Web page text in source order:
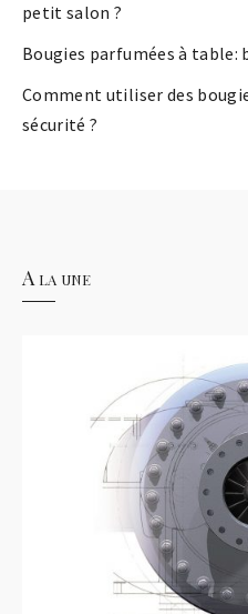
petit salon ?
Bougies parfumées à table:
Comment utiliser des
sécurité ?
A la une